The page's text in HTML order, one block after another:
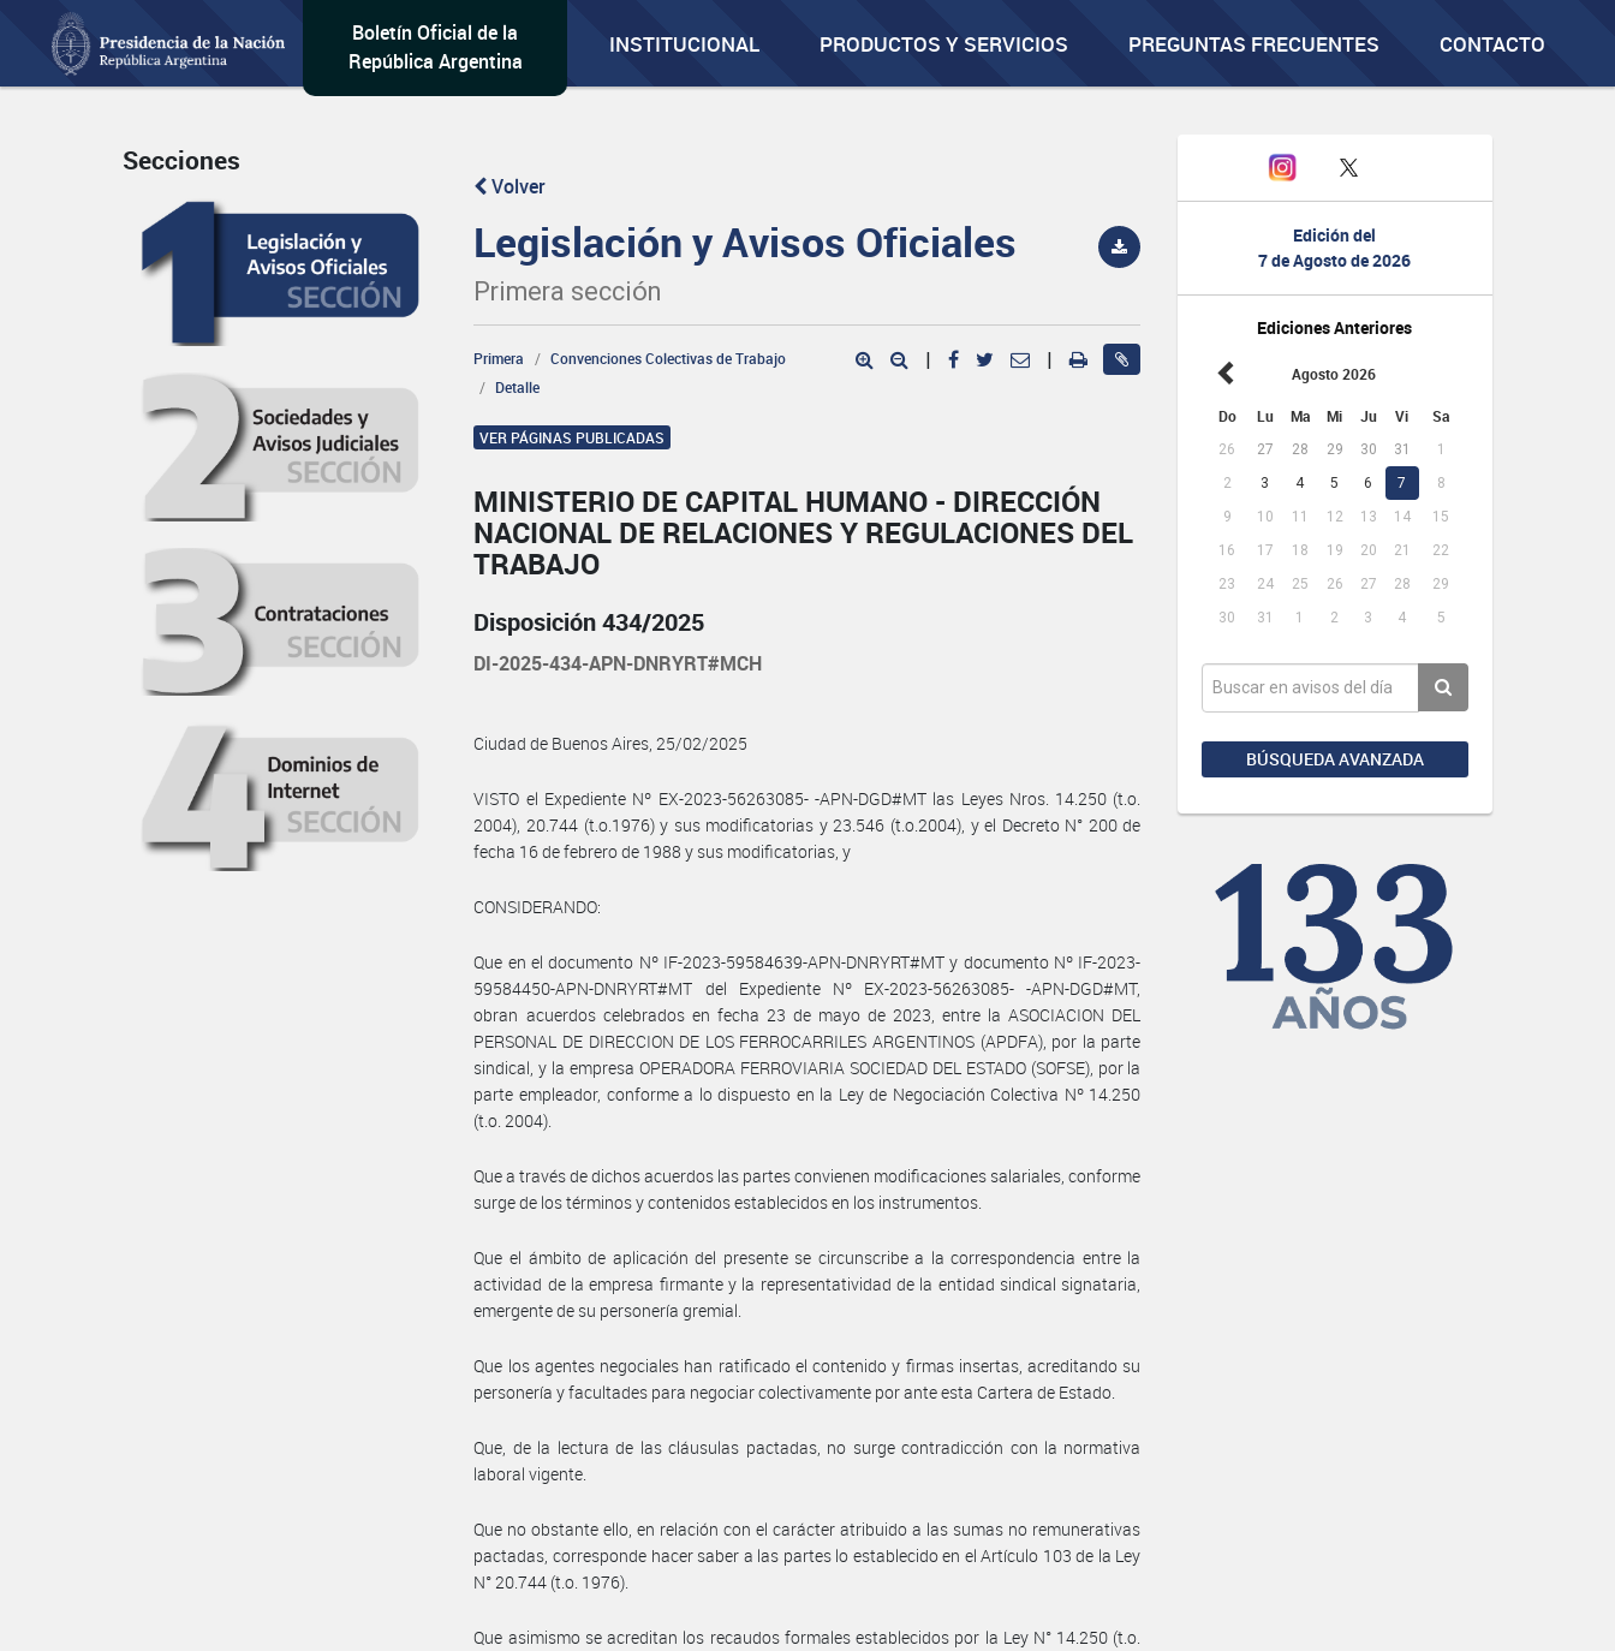
Boletín Oficial de la
República Argentina
INSTITUCIONAL PRODUCTOS Y SERVICIOS PREGUNTAS FRECUENTES CONTACTO
Edición del
7 de Agosto de 2026
Ediciones Anteriores
Agosto 2026
Do Lu Ma Mi Ju Vi Sa
26 27 28 29 30 31
1
2
3 4 5 6 7
8
9
10 11 12 13 14
15
16
17 18 19 20 21
22
23
24 25 26 27 28
29
30
31 1 2 3 4 5
BÚSQUEDA AVANZADA
Secciones
Volver
Legislación y Avisos Oficiales
Primera sección
Primera
Convenciones Colectivas de Trabajo
Detalle
| |
VER PÁGINAS PUBLICADAS
MINISTERIO DE CAPITAL HUMANO - DIRECCIÓN
NACIONAL DE RELACIONES Y REGULACIONES DEL
TRABAJO
Disposición 434/2025
DI-2025-434-APN-DNRYRT#MCH
Ciudad de Buenos Aires, 25/02/2025
VISTO el Expediente Nº EX-2023-56263085- -APN-DGD#MT las Leyes Nros. 14.250 (t.o.
2004), 20.744 (t.o.1976) y sus modificatorias y 23.546 (t.o.2004), y el Decreto N° 200 de
fecha 16 de febrero de 1988 y sus modificatorias, y
CONSIDERANDO:
Que en el documento Nº IF-2023-59584639-APN-DNRYRT#MT y documento Nº IF-2023-
59584450-APN-DNRYRT#MT del Expediente Nº EX-2023-56263085- -APN-DGD#MT,
obran acuerdos celebrados en fecha 23 de mayo de 2023, entre la ASOCIACION DEL
PERSONAL DE DIRECCION DE LOS FERROCARRILES ARGENTINOS (APDFA), por la parte
sindical, y la empresa OPERADORA FERROVIARIA SOCIEDAD DEL ESTADO (SOFSE), por la
parte empleador, conforme a lo dispuesto en la Ley de Negociación Colectiva Nº 14.250
(t.o. 2004).
Que a través de dichos acuerdos las partes convienen modificaciones salariales, conforme
surge de los términos y contenidos establecidos en los instrumentos.
Que el ámbito de aplicación del presente se circunscribe a la correspondencia entre la
actividad de la empresa firmante y la representatividad de la entidad sindical signataria,
emergente de su personería gremial.
Que los agentes negociales han ratificado el contenido y firmas insertas, acreditando su
personería y facultades para negociar colectivamente por ante esta Cartera de Estado.
Que, de la lectura de las cláusulas pactadas, no surge contradicción con la normativa
laboral vigente.
Que no obstante ello, en relación con el carácter atribuido a las sumas no remunerativas
pactadas, corresponde hacer saber a las partes lo establecido en el Artículo 103 de la Ley
N° 20.744 (t.o. 1976).
Que asimismo se acreditan los recaudos formales establecidos por la Ley N° 14.250 (t.o.